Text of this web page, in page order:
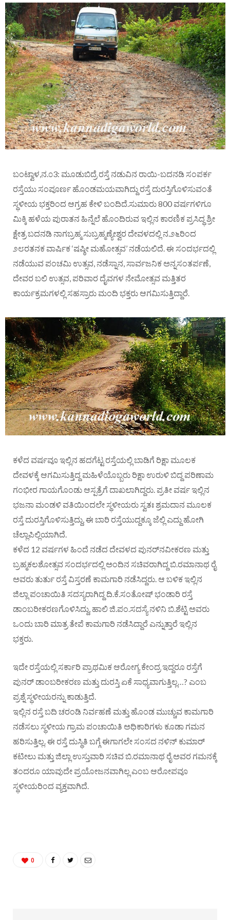
ಬಂಟ್ವಾಳ,ನ.೦3: ಮೂಡುಬಿದ್ರೆ ರಸ್ತೆ ನಡುವಿನ ರಾಯಿ-ಬದನಡಿ ಸಂಪರ್ಕ
ರಸ್ತೆಯು ಸಂಪೂರ್ಣ ಹೊಂಡಮಯವಾಗಿದ್ದು ರಸ್ತೆ ದುರಸ್ತಿಗೊಳಿಸುವಂತೆ
ಸ್ಥಳೀಯ ಭಕ್ತರಿಂದ ಆಗ್ರಹ ಕೇಳಿ ಬಂದಿದೆ.ಸುಮಾರು 800 ವರ್ಷಗಳಿಗೂ
ಮಿಕ್ಕಿ ಹಳೆಯ ಪುರಾತನ ಹಿನ್ನೆಲೆ ಹೊಂದಿರುವ ಇಲ್ಲಿನ ಕಾರಣಿಕ ಪ್ರಸಿದ್ಧ ಶ್ರೀ
ಕ್ಷೇತ್ರ ಬದನಡಿ ನಾಗಬ್ರಹ್ಮ ಸುಬ್ರಹ್ಮಣ್ಯೇಶ್ವರ ದೇವಳದಲ್ಲಿ ನ.೨೬ರಿಂದ
೨೮ರತನಕ ವಾರ್ಷಿಕ ‘ಷಷ್ಠೀ ಮಹೋತ್ಸವ’ ನಡೆಯಲಿದೆ. ಈ ಸಂದರ್ಭದಲ್ಲಿ
ನಡೆಯುವ ಪಂಚಮಿ ಉತ್ಸವ, ನಡೆಸ್ನಾನ, ಸಾರ್ವಜನಿಕ ಅನ್ನಸಂತರ್ಪಣೆ,
ದೇವರ ಬಲಿ ಉತ್ಸವ, ಪರಿವಾರ ದೈವಗಳ ನೇಮೋತ್ಸವ ಮತ್ತಿತರ
ಕಾರ್ಯಕ್ರಮಗಳಲ್ಲಿ ಸಹಸ್ರಾರು ಮಂದಿ ಭಕ್ತರು ಆಗಮಿಸುತ್ತಿದ್ದಾರೆ.
ಕಳೆದ ವರ್ಷವೂ ಇಲ್ಲಿನ ಹದಗೆಟ್ಟ ರಸ್ತೆಯಲ್ಲಿ ಬಾಡಿಗೆ ರಿಕ್ಷಾ ಮೂಲಕ
ದೇವಳಕ್ಕೆ ಆಗಮಿಸುತ್ತಿದ್ದ ಮಹಿಳೆಯೊಬ್ಬರು ರಿಕ್ಷಾ ಉರುಳಿ ಬಿದ್ದ ಪರಿಣಾಮ
ಗಂಭೀರ ಗಾಯಗೊಂಡು ಆಸ್ಪತ್ರೆಗೆ ದಾಖಲಾಗಿದ್ದರು. ಪ್ರತೀ ವರ್ಷ ಇಲ್ಲಿನ
ಭಜನಾ ಮಂಡಳಿ ವತಿಯಿಂದಲೇ ಸ್ಥಳೀಯರು ಸ್ವತಃ ಶ್ರಮದಾನ ಮೂಲಕ
ರಸ್ತೆ ದುರಸ್ತಿಗೊಳಿಸುತ್ತಿದ್ದು, ಈ ಬಾರಿ ರಸ್ತೆಯುದ್ದಕ್ಕೂ ಜೆಲ್ಲಿ ಎದ್ದು ಹೋಗಿ
ಚೆಲ್ಲಾಪಿಲ್ಲಿಯಾಗಿದೆ.
ಕಳೆದ 12 ವರ್ಷಗಳ ಹಿಂದೆ ನಡೆದ ದೇವಳದ ಪುನರ್‌ನವೀಕರಣ ಮತ್ತು
ಬ್ರಹ್ಮಕಲಶೋತ್ಸವ ಸಂದರ್ಭದಲ್ಲಿ ಅಂದಿನ ಸಚಿವರಾಗಿದ್ದ ಬಿ.ರಮಾನಾಥ ರೈ
ಅವರು ತುರ್ತು ರಸ್ತೆ ವಿಸ್ತರಣೆ ಕಾಮಗಾರಿ ನಡೆಸಿದ್ದರು. ಆ ಬಳಿಕ ಇಲ್ಲಿನ
ಜಿಲ್ಲಾ ಪಂಚಾಯಿತಿ ಸದಸ್ಯರಾಗಿದ್ದ ದಿ.ಕೆ.ಸಂತೋಷ್ ಭಂಡಾರಿ ರಸ್ತೆ
ಡಾಂಬರೀಕರಣಗೊಳಿಸಿದ್ದು, ಹಾಲಿ ಜಿ.ಪಂ.ಸದಸ್ಯೆ ನಳಿನಿ ಬಿ.ಶೆಟ್ಟಿ ಅವರು
ಒಂದು ಬಾರಿ ಮಾತ್ರ ತೇಪೆ ಕಾಮಗಾರಿ ನಡೆಸಿದ್ದಾರೆ ಎನ್ನುತ್ತಾರೆ ಇಲ್ಲಿನ
ಭಕ್ತರು.
ಇದೇ ರಸ್ತೆಯಲ್ಲಿ ಸರ್ಕಾರಿ ಪ್ರಾಥಮಿಕ ಆರೋಗ್ಯ ಕೇಂದ್ರ ಇದ್ದರೂ ರಸ್ತೆಗೆ
ಪುನರ್ ಡಾಂಬರೀಕರಣ ಮತ್ತು ದುರಸ್ತಿ ಏಕೆ ಸಾಧ್ಯವಾಗುತ್ತಿಲ್ಲ…? ಎಂಬ
ಪ್ರಶ್ನೆ ಸ್ಥಳೀಯರನ್ನು ಕಾಡುತ್ತಿದೆ.
ಇಲ್ಲಿನ ರಸ್ತೆ ಬದಿ ಚರಂಡಿ ನಿರ್ವಹಣೆ ಮತ್ತು ಹೊಂಡ ಮುಚ್ಚುವ ಕಾಮಗಾರಿ
ನಡೆಸಲು ಸ್ಥಳೀಯ ಗ್ರಾಮ ಪಂಚಾಯಿತಿ ಅಧಿಕಾರಿಗಳು ಕೂಡಾ ಗಮನ
ಹರಿಸುತ್ತಿಲ್ಲ. ಈ ರಸ್ತೆ ದುಸ್ಥಿತಿ ಬಗ್ಗೆ ಈಗಾಗಲೇ ಸಂಸದ ನಳಿನ್ ಕುಮಾರ್
ಕಟೀಲು ಮತ್ತು ಜಿಲ್ಲಾ ಉಸ್ತುವಾರಿ ಸಚಿವ ಬಿ.ರಮಾನಾಥ ರೈ ಅವರ ಗಮನಕ್ಕೆ
ತಂದರೂ ಯಾವುದೇ ಪ್ರಯೋಜನವಾಗಿಲ್ಲ ಎಂಬ ಆರೋಪವೂ
ಸ್ಥಳೀಯರಿಂದ ವ್ಯಕ್ತವಾಗಿದೆ.
0